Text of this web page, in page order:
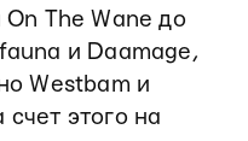
The Wane до
и Daamage,
Westbam и
этого на